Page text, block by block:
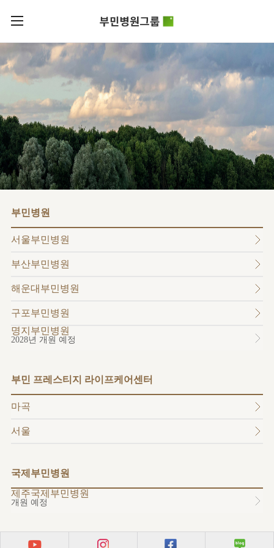
로그인
회원가입
부민병원그룹소개
비전과
부민스토리
이사장소개
HI
HSS
글로벌
얼라이언스
연혁
조직도
오시는길
의료진
외래진료
부민병원그룹소식
사회공헌
후원안내
언론보도
건강토크
입찰공고
부민병원
40주년
역사관
병원/
센터
서울부민병원
부산부민병원
해운대부민병원
프레스티지
라이프케어센터
KOR
ENG
RUS
부민병원
서울부민병원
부산부민병원
해운대부민병원
구포부민병원
명지부민병원
2028년 개원 예정
부민 프레스티지 라이프케어센터
마곡
서울
국제부민병원
제주국제부민병원
개원 예정